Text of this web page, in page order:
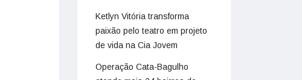
Ketlyn Vitória transforma
paixão pelo teatro em projeto
de vida na Cia Jovem
Operação Cata-Bagulho